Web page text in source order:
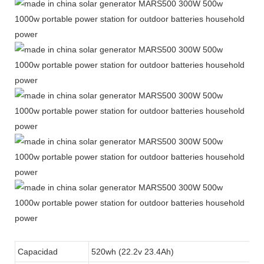
Capacidad 520wh (22.2v 23.4Ah)